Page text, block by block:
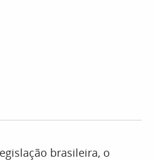
brasileira, o